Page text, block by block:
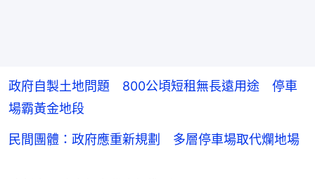
政府自製土地問題 800公頃短租無長遠用途 停車
場霸黃金地段
民間團體：政府應重新規劃 多層停車場取代爛地場